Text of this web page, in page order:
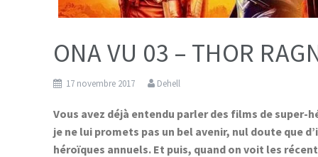
ONA VU 03 – THOR
17 novembre 2017 Dehell
Vous avez déjà entendu parler des films de super-
je ne lui promets pas un bel avenir, nul doute que
héroïques annuels. Et puis, quand on voit les